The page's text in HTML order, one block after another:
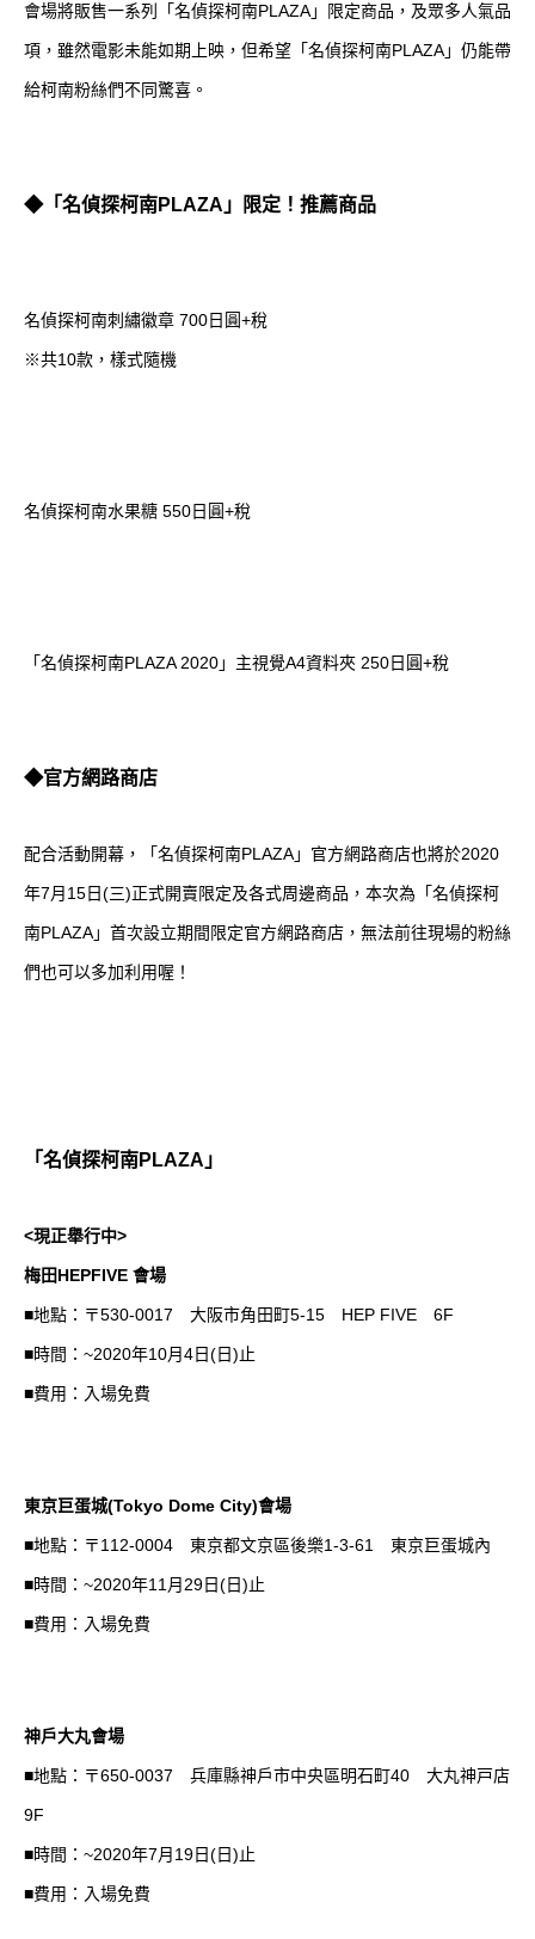
會場將販售一系列「名偵探柯南PLAZA」限定商品，及眾多人氣品
項，雖然電影未能如期上映，但希望「名偵探柯南PLAZA」仍能帶
給柯南粉絲們不同驚喜。
◆「名偵探柯南PLAZA」限定！推薦商品
名偵探柯南刺繡徽章 700日圓+稅
※共10款，樣式隨機
名偵探柯南水果糖 550日圓+稅
「名偵探柯南PLAZA 2020」主視覺A4資料夾 250日圓+稅
◆官方網路商店
配合活動開幕，「名偵探柯南PLAZA」 官方網路商店也將於2020
年7月15日(三)正式開賣限定及各式周邊商品，本次為「名偵探柯
南PLAZA」首次設立期間限定官方網路商店，無法前往現場的粉絲
們也可以多加利用喔！
「名偵探柯南PLAZA」
<現正舉行中>
梅田HEPFIVE 會場
■地點：〒530-0017 大阪市角田町5-15 HEP FIVE 6F
■時間：~2020年10月4日(日)止
■費用：入場免費
東京巨蛋城(Tokyo Dome City)會場
■地點：〒112-0004 東京都文京區後樂1-3-61 東京巨蛋城內
■時間：~2020年11月29日(日)止
■費用：入場免費
神戶大丸會場
■地點：〒650-0037 兵庫縣神戶市中央區明石町40 大丸神戸店
9F
■時間：~2020年7月19日(日)止
■費用：入場免費